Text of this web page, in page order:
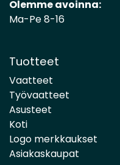
Olemme avoinna:
Ma-Pe 8-16
Tuotteet
Vaatteet
Työvaatteet
Asusteet
Koti
Logo merkkaukset
Asiakaskaupat